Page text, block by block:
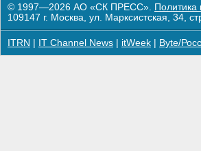
© 1997—2026 АО «СК ПРЕСС».
109147 г. Москва, ул. Марксистская, 34,
ITRN IT Channel News itWeek Byte/